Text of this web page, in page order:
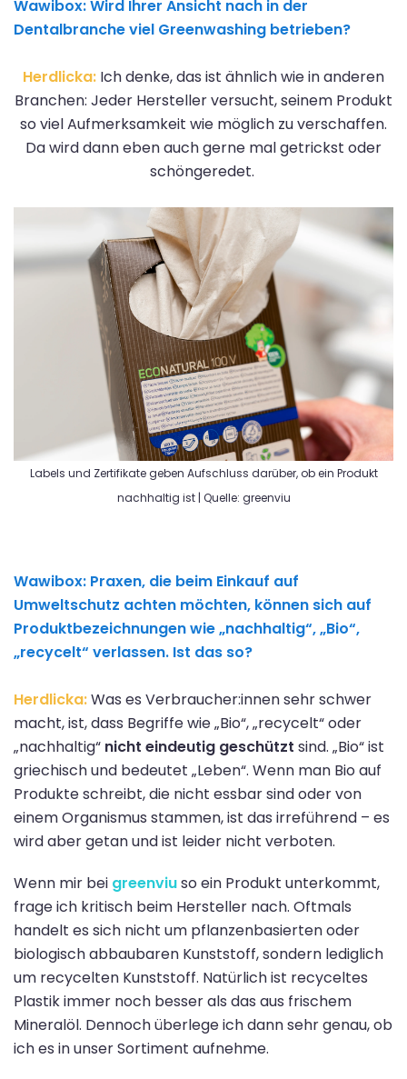
Wawibox:Wird Ihrer Ansicht nach in der
Dentalbranche viel Greenwashing betrieben?
Herdlicka: Ich denke, das ist ähnlich wie in anderen
Branchen: Jeder Hersteller versucht, seinem Produkt
so viel Aufmerksamkeit wie möglich zu verschaffen.
Da wird dann eben auch gerne mal getrickst oder
schöngeredet.
Labels und Zertifikate geben Aufschluss darüber, ob ein Produkt
nachhaltig ist | Quelle: greenviu
Wawibox: Praxen, die beim Einkauf auf
Umweltschutz achten möchten, können sich auf
Produktbezeichnungen wie „nachhaltig“, „Bio“,
„recycelt“ verlassen. Ist das so?
Herdlicka:Was es Verbraucher:innen sehr schwer
macht, ist, dass Begriffe wie „Bio“, „recycelt“ oder
„nachhaltig“ nicht eindeutig geschützt sind. „Bio“ ist
griechisch und bedeutet „Leben“. Wenn man Bio auf
Produkte schreibt, die nicht essbar sind oder von
einem Organismus stammen, ist das irreführend – es
wird aber getan und ist leider nicht verboten.
Wenn mir bei greenviuso ein Produkt unterkommt,
frage ich kritisch beim Hersteller nach. Oftmals
handelt es sich nicht um pflanzenbasierten oder
biologisch abbaubaren Kunststoff, sondern lediglich
um recycelten Kunststoff. Natürlich ist recyceltes
Plastik immer noch besser als das aus frischem
Mineralöl. Dennoch überlege ich dann sehr genau, ob
ich es in unser Sortiment aufnehme.